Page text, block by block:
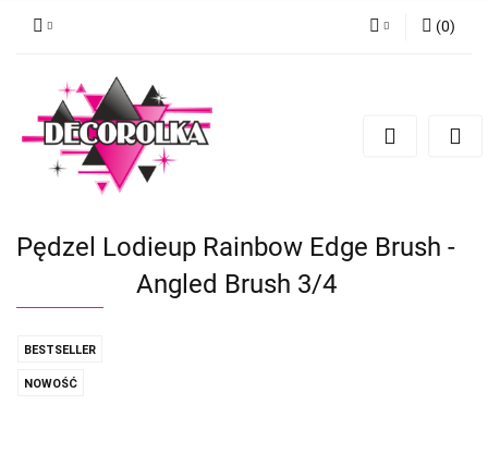
Dodaj zgłoszenie
(0)
Pędzel Lodieup Rainbow Edge Brush -
Angled Brush 3/4
BESTSELLER
NOWOŚĆ